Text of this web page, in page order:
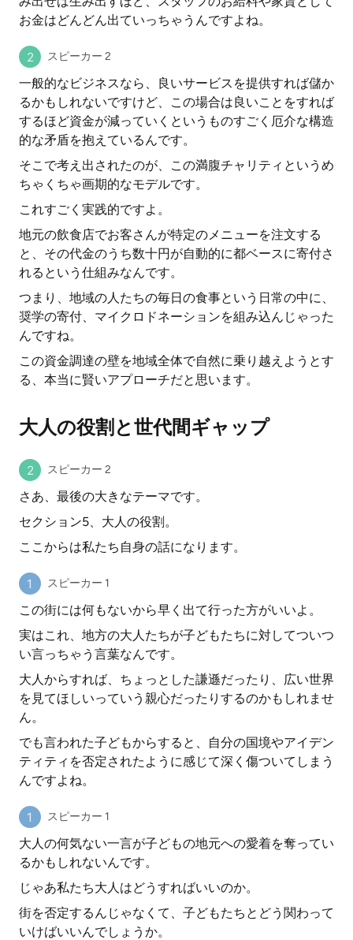
お金はどんどん出ていっちゃうんですよね。
スピーカー 2
一般的なビジネスなら、良いサービスを提供すれば儲か
るかもしれないですけど、この場合は良いことをすれば
するほど資金が減っていくというものすごく厄介な構造
的な矛盾を抱えているんです。
そこで考え出されたのが、この満腹チャリティというめ
ちゃくちゃ画期的なモデルです。
これすごく実践的ですよ。
地元の飲食店でお客さんが特定のメニューを注文する
と、その代金のうち数十円が自動的に都ベースに寄付さ
れるという仕組みなんです。
つまり、地域の人たちの毎日の食事という日常の中に、
奨学の寄付、マイクロドネーションを組み込んじゃった
んですね。
この資金調達の壁を地域全体で自然に乗り越えようとす
る、本当に賢いアプローチだと思います。
大人の役割と世代間ギャップ
スピーカー 2
さあ、最後の大きなテーマです。
セクション5、大人の役割。
ここからは私たち自身の話になります。
スピーカー 1
この街には何もないから早く出て行った方がいいよ。
実はこれ、地方の大人たちが子どもたちに対してついつ
い言っちゃう言葉なんです。
大人からすれば、ちょっとした謙遜だったり、広い世界
を見てほしいっていう親心だったりするのかもしれませ
ん。
でも言われた子どもからすると、自分の国境やアイデン
ティティを否定されたように感じて深く傷ついてしまう
んですよね。
スピーカー 1
大人の何気ない一言が子どもの地元への愛着を奪ってい
るかもしれないんです。
じゃあ私たち大人はどうすればいいのか。
街を否定するんじゃなくて、子どもたちとどう関わって
いけばいいんでしょうか。